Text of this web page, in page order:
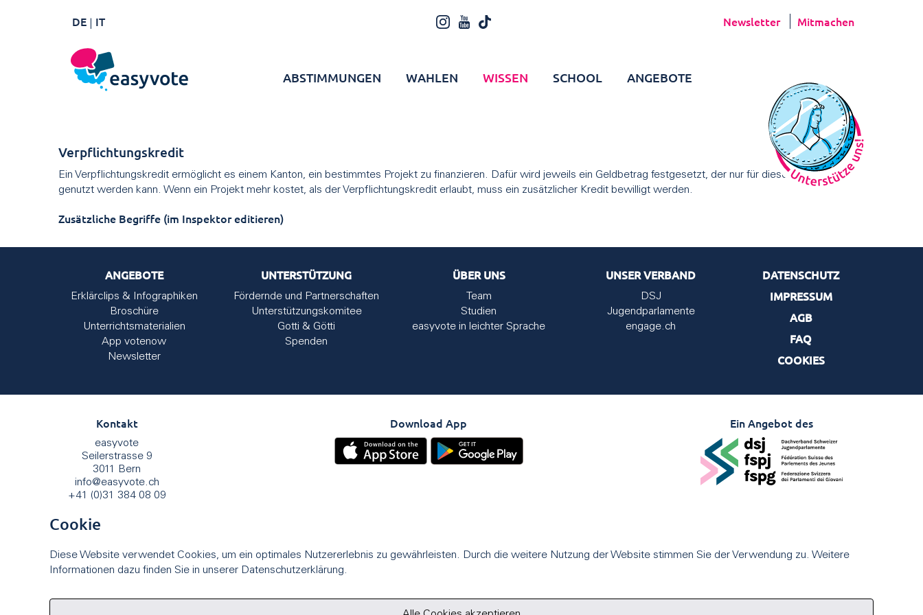
DE IT Newsletter Mitmachen
ABSTIMMUNGEN WAHLEN WISSEN SCHOOL ANGEBOTE
Verpflichtungskredit
Ein Verpflichtungskredit ermöglicht es einem Kanton, ein bestimmtes Projekt zu finanzieren. Dafür wird jeweils ein Geldbetrag festgesetzt, der nur für dieses Projekt
genutzt werden kann. Wenn ein Projekt mehr kostet, als der Verpflichtungskredit erlaubt, muss ein zusätzlicher Kredit bewilligt werden.
Zusätzliche Begriffe (im Inspektor editieren)
ANGEBOTE
Erklärclips & Infographiken
Broschüre
Unterrichtsmaterialien
App votenow
Newsletter
UNTERSTÜTZUNG
Fördernde und Partnerschaften
Unterstützungskomitee
Gotti & Götti
Spenden
ÜBER UNS
Team
Studien
easyvote in leichter Sprache
UNSER VERBAND
DSJ
Jugendparlamente
engage.ch
DATENSCHUTZ
IMPRESSUM
AGB
FAQ
COOKIES
Kontakt
easyvote
Seilerstrasse 9
3011 Bern
info@easyvote.ch
+41 (0)31 384 08 09
Download App Ein Angebot des
Cookie
Diese Website verwendet Cookies, um ein optimales Nutzererlebnis zu gewährleisten. Durch die weitere Nutzung der Website stimmen Sie der Verwendung zu. Weitere
Informationen dazu finden Sie in unserer Datenschutzerklärung.